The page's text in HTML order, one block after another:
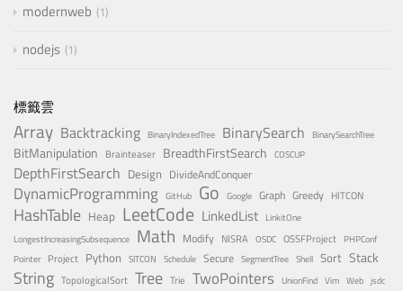
modernweb 1
nodejs 1
標籤雲
Array Backtracking BinaryIndexedTree BinarySearch BinarySearchTree
BitManipulation Brainteaser BreadthFirstSearch COSCUP
DepthFirstSearch Design DivideAndConquer
DynamicProgramming GitHub Go Google Graph Greedy HITCON
HashTable Heap LeetCode LinkedList LinkitOne
LongestIncreasingSubsequence Math Modify NISRA OSDC OSSFProject PHPConf
Pointer Project Python SITCON Schedule Secure SegmentTree Shell Sort Stack
String TopologicalSort Tree Trie TwoPointers UnionFind Vim Web jsdc